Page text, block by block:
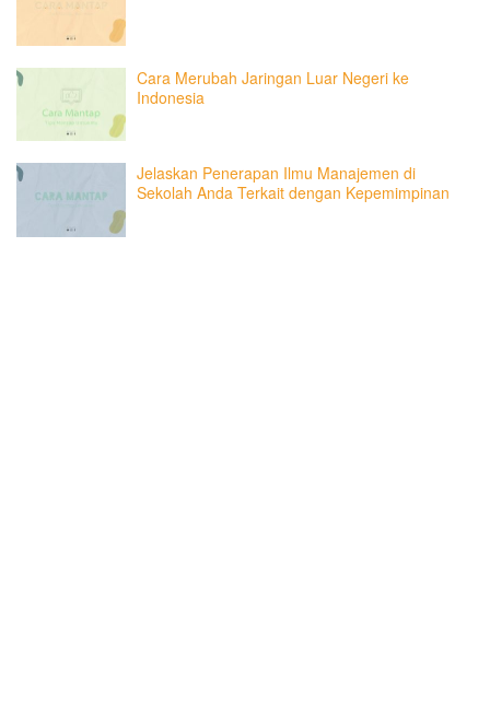
Cara Merubah Jaringan Luar Negeri ke
Indonesia
Jelaskan Penerapan Ilmu Manajemen di
Sekolah Anda Terkait dengan Kepemimpinan